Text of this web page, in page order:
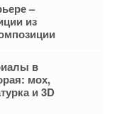
–
из
в
мох,
и 3D